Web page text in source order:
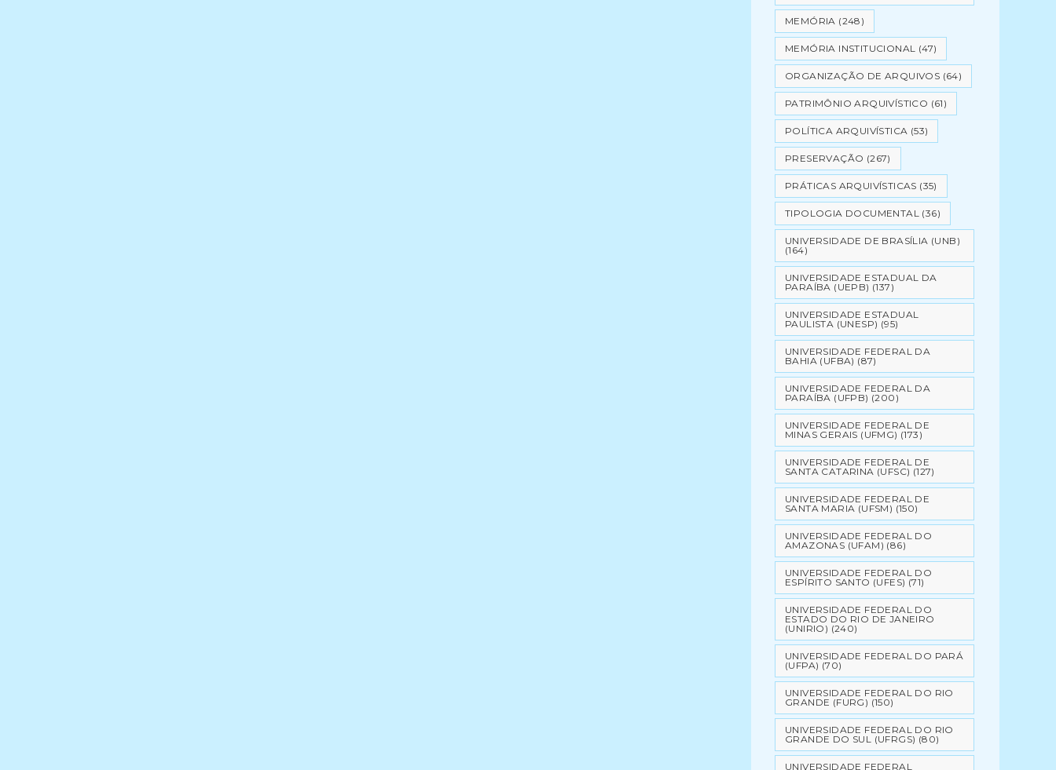
MEMÓRIA (248)
MEMÓRIA INSTITUCIONAL (47)
ORGANIZAÇÃO DE ARQUIVOS (64)
PATRIMÔNIO ARQUIVÍSTICO (61)
POLÍTICA ARQUIVÍSTICA (53)
PRESERVAÇÃO (267)
PRÁTICAS ARQUIVÍSTICAS (35)
TIPOLOGIA DOCUMENTAL (36)
UNIVERSIDADE DE BRASÍLIA (UNB)
(164)
UNIVERSIDADE ESTADUAL DA
PARAÍBA (UEPB) (137)
UNIVERSIDADE ESTADUAL
PAULISTA (UNESP) (95)
UNIVERSIDADE FEDERAL DA
BAHIA (UFBA) (87)
UNIVERSIDADE FEDERAL DA
PARAÍBA (UFPB) (200)
UNIVERSIDADE FEDERAL DE
MINAS GERAIS (UFMG) (173)
UNIVERSIDADE FEDERAL DE
SANTA CATARINA (UFSC) (127)
UNIVERSIDADE FEDERAL DE
SANTA MARIA (UFSM) (150)
UNIVERSIDADE FEDERAL DO
AMAZONAS (UFAM) (86)
UNIVERSIDADE FEDERAL DO
ESPÍRITO SANTO (UFES) (71)
UNIVERSIDADE FEDERAL DO
ESTADO DO RIO DE JANEIRO
(UNIRIO) (240)
UNIVERSIDADE FEDERAL DO PARÁ
(UFPA) (70)
UNIVERSIDADE FEDERAL DO RIO
GRANDE (FURG) (150)
UNIVERSIDADE FEDERAL DO RIO
GRANDE DO SUL (UFRGS) (80)
UNIVERSIDADE FEDERAL